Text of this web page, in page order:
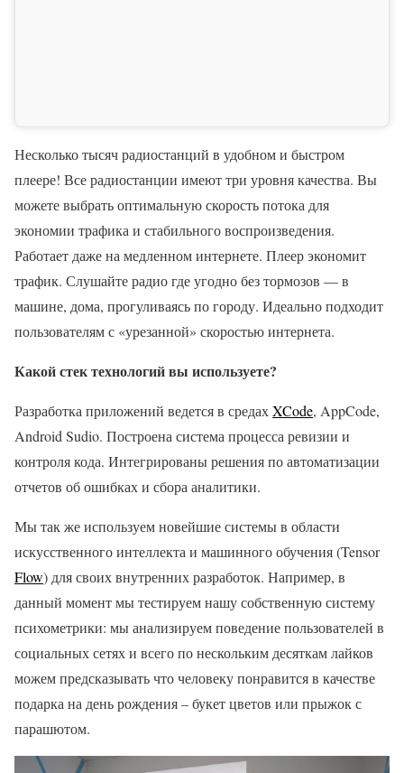
Несколько тысяч радиостанций в удобном и быстром
плеере! Все радиостанции имеют три уровня качества. Вы
можете выбрать оптимальную скорость потока для
экономии трафика и стабильного воспроизведения.
Работает даже на медленном интернете. Плеер экономит
трафик. Слушайте радио где угодно без тормозов — в
машине, дома, прогуливаясь по городу. Идеально подходит
пользователям с «урезанной» скоростью интернета.
Какой стек технологий вы используете?
Разработка приложений ведется в средахXCode, AppCode,
Android Sudio. Построена система процесса ревизии и
контроля кода. Интегрированы решения по автоматизации
отчетов об ошибках и сбора аналитики.
Мы так же используем новейшие системы в области
искусственного интеллекта и машинного обучения (Tensor
Flow) для своих внутренних разработок. Например, в
данный момент мы тестируем нашу собственную систему
психометрики: мы анализируем поведение пользователей в
социальных сетях и всего по нескольким десяткам лайков
можем предсказывать что человеку понравится в качестве
подарка на день рождения – букет цветов или прыжок с
парашютом.